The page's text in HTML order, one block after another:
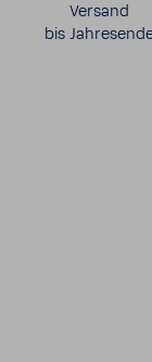
Versand
bis